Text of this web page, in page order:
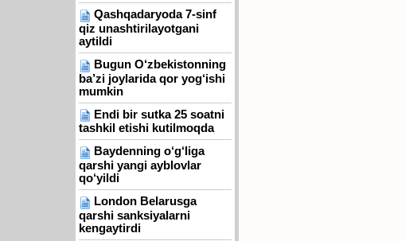
Qashqadaryoda 7-sinf
qiz unashtirilayotgani
aytildi
Bugun O‘zbekistonning
ba’zi joylarida qor yog‘ishi
mumkin
Endi bir sutka 25 soatni
tashkil etishi kutilmoqda
Baydenning o‘g‘liga
qarshi yangi ayblovlar
qo‘yildi
London Belarusga
qarshi sanksiyalarni
kengaytirdi